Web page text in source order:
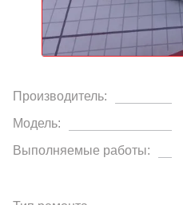
Производитель:
Модель:
Выполняемые работы: